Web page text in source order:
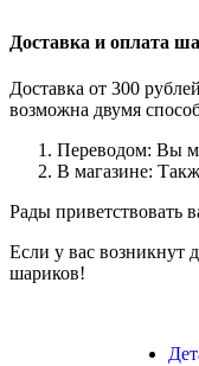
Доставка и оплата
Доставка от 300
возможна двумя
Переводом: Вы
В магазине:
Рады приветствовать
Если у вас возникнут
шариков!